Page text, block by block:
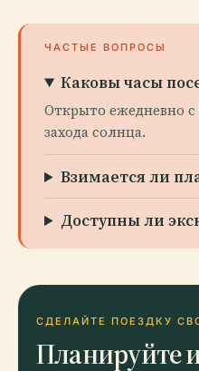
ЧАСТЫЕ ВОПРОСЫ
Каковы часы
Открыто ежедневно с
захода солнца.
Взимается ли
Доступны ли
СДЕЛАЙТЕ ПОЕЗДКУ
Планируйте